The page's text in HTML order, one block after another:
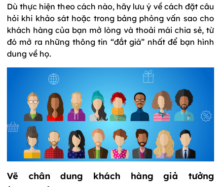
Dù thực hiện theo cách nào, hãy lưu ý về cách đặt câu
hỏi khi khảo sát hoặc trong bảng phỏng vấn sao cho
khách hàng của bạn mở lòng và thoải mái chia sẻ, từ
đó mở ra những thông tin “đắt giá” nhất để bạn hình
dung về họ.
Vẽ chân dung khách hàng giả tưởng